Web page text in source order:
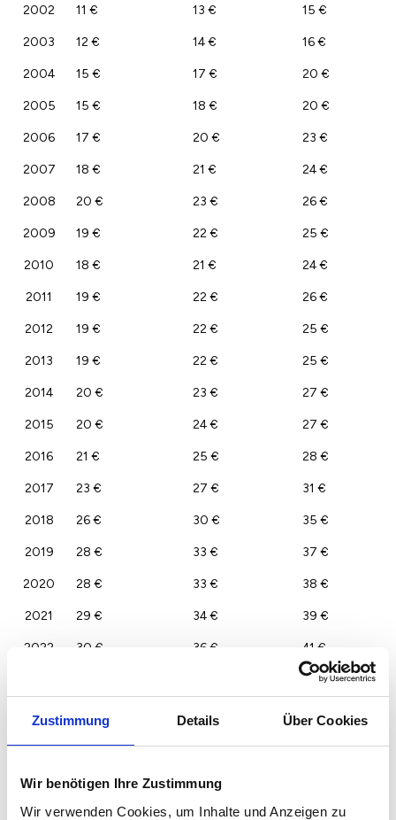
Zustimmung Details Über Cookies
Wir benötigen Ihre Zustimmung
Wir verwenden Cookies, um Inhalte und Anzeigen zu
2002 11 € 13 € 15 €
2003 12 € 14 € 16 €
2004 15 € 17 € 20 €
2005 15 € 18 € 20 €
2006 17 € 20 € 23 €
2007 18 € 21 € 24 €
2008 20 € 23 € 26 €
2009 19 € 22 € 25 €
2010 18 € 21 € 24 €
2011 19 € 22 € 26 €
2012 19 € 22 € 25 €
2013 19 € 22 € 25 €
2014 20 € 23 € 27 €
2015 20 € 24 € 27 €
2016 21 € 25 € 28 €
2017 23 € 27 € 31 €
2018 26 € 30 € 35 €
2019 28 € 33 € 37 €
2020 28 € 33 € 38 €
2021 29 € 34 € 39 €
2022 30 € 36 € 41 €
40 €